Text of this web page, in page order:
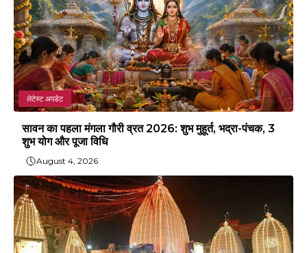
लेटेस्ट अपडेट
सावन का पहला मंगला गौरी व्रत 2026: शुभ मुहूर्त, भद्रा-पंचक, 3
शुभ योग और पूजा विधि
August 4, 2026